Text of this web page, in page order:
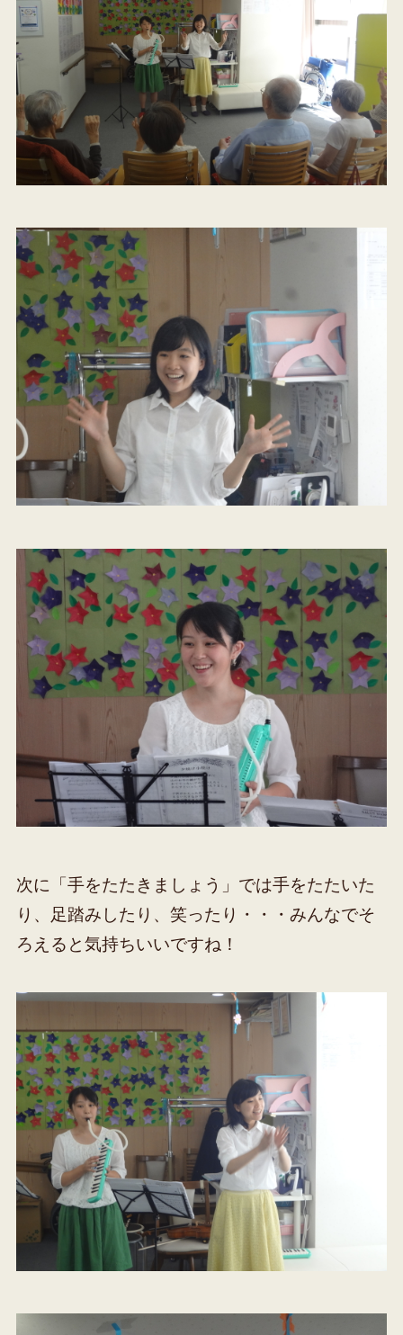
次に「手をたたきましょう」では手をたたいた
り、足踏みしたり、笑ったり・・・みんなでそ
ろえると気持ちいいですね！